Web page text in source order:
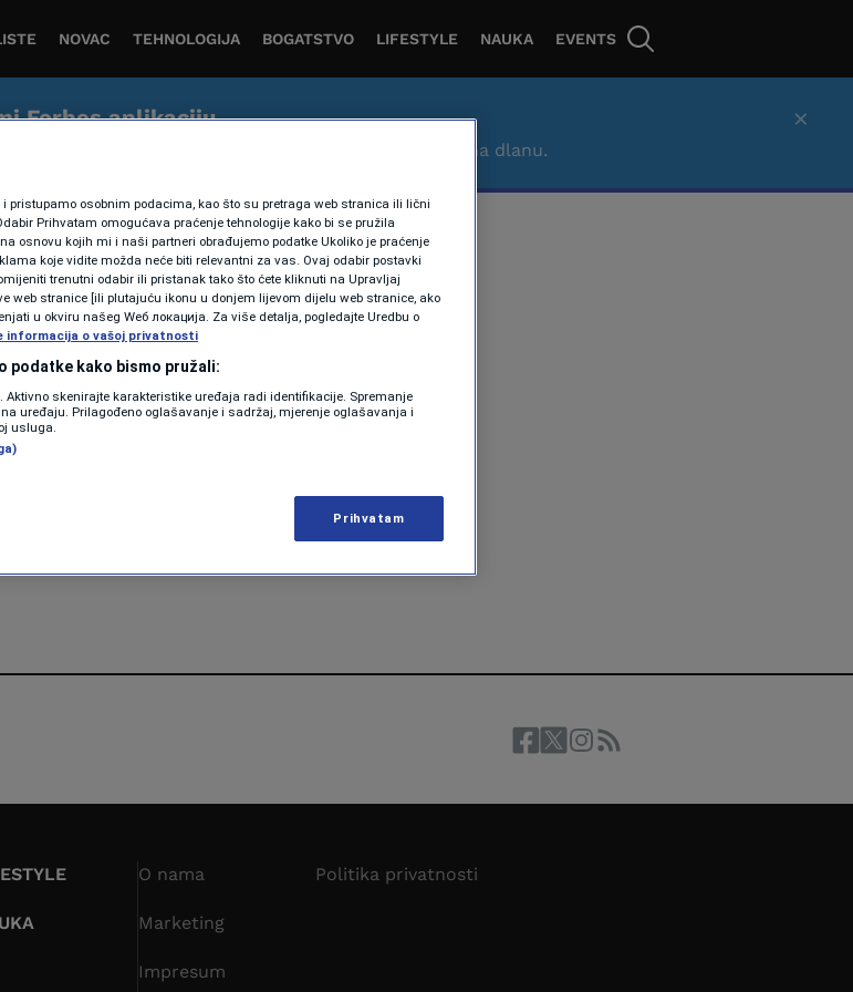
NOVAC TEHNOLOGIJA BOGATSTVO LIFESTYLE NAUKA EVENTS
Forbes aplikaciju
iz svijeta biznisa, ekonomije i inovacija – brzo, lako i na dlanu.
×
ekskluzivno:
ruski
Analytica pod
O nama
Marketing
Impresum
Politika privatnosti
pristupamo osobnim podacima, kao što su pretraga web stranica ili lični
Prihvatam omogućava praćenje tehnologije kako bi se pružila
osnovu kojih mi i naši partneri obrađujemo podatke Ukoliko je praćenje
koje vidite možda neće biti relevantni za vas. Ovaj odabir postavki
trenutni odabir ili pristanak tako što ćete kliknuti na Upravljaj
web stranice [ili plutajuću ikonu u donjem lijevom dijelu web stranice, ako
u okviru našeg Wеб локација. Za više detalja, pogledajte Uredbu o
informacija o vašoj privatnosti
podatke kako bismo pružali:
Aktivno skenirajte karakteristike uređaja radi identifikacije. Spremanje
uređaju. Prilagođeno oglašavanje i sadržaj, mjerenje oglašavanja i
usluga.
Prihvatam